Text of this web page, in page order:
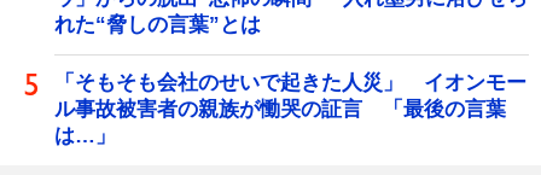
れた“脅しの言葉”とは
「そもそも会社のせいで起きた人災」 イオンモー
ル事故被害者の親族が慟哭の証言 「最後の言葉
は…」